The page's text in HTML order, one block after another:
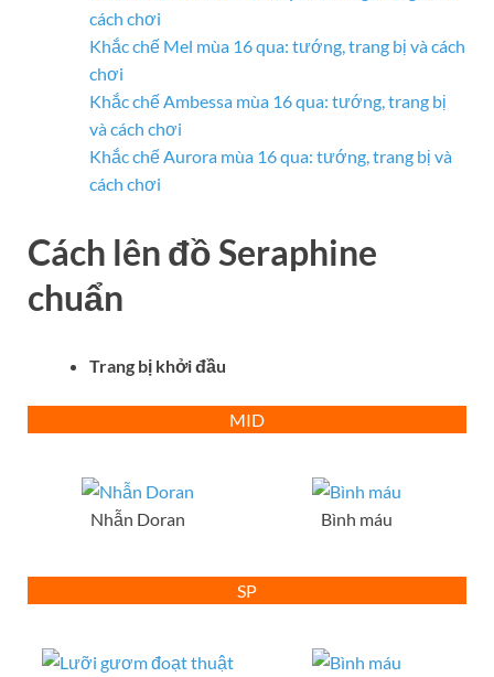
cách chơi
Khắc chế Mel mùa 16 qua: tướng, trang bị và cách
chơi
Khắc chế Ambessa mùa 16 qua: tướng, trang bị
và cách chơi
Khắc chế Aurora mùa 16 qua: tướng, trang bị và
cách chơi
Cách lên đồSeraphine
chuẩn
Trang bị khởi đầu
MID
Nhẫn Doran Bình máu
SP